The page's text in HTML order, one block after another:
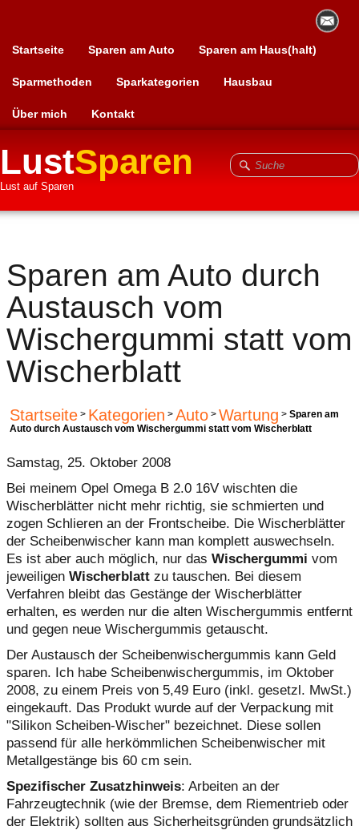
Startseite Sparen am Auto Sparen am Haus(halt)
Sparmethoden Sparkategorien Hausbau
Über mich Kontakt
LustSparen
Lust auf Sparen
Sparen am Auto durch
Austausch vom
Wischergummi statt vom
Wischerblatt
Startseite > Kategorien > Auto > Wartung > Sparen am
Auto durch Austausch vom Wischergummi statt vom Wischerblatt
Samstag, 25. Oktober 2008
Bei meinem Opel Omega B 2.0 16V wischten die
Wischerblätter nicht mehr richtig, sie schmierten und
zogen Schlieren an der Frontscheibe. Die Wischerblätter
der Scheibenwischer kann man komplett auswechseln.
Es ist aber auch möglich, nur das Wischergummi vom
jeweiligen Wischerblatt zu tauschen. Bei diesem
Verfahren bleibt das Gestänge der Wischerblätter
erhalten, es werden nur die alten Wischergummis entfernt
und gegen neue Wischergummis getauscht.
Der Austausch der Scheibenwischergummis kann Geld
sparen. Ich habe Scheibenwischergummis, im Oktober
2008, zu einem Preis von 5,49 Euro (inkl. gesetzl. MwSt.)
eingekauft. Das Produkt wurde auf der Verpackung mit
"Silikon Scheiben-Wischer" bezeichnet. Diese sollen
passend für alle herkömmlichen Scheibenwischer mit
Metallgestänge bis 60 cm sein.
Spezifischer Zusatzhinweis: Arbeiten an der
Fahrzeugtechnik (wie der Bremse, dem Riementrieb oder
der Elektrik) sollten aus Sicherheitsgründen grundsätzlich